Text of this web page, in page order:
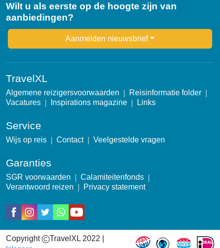
Wilt u als eerste op de hoogte zijn van
aanbiedingen?
Newsletter Aanmelden nieuwsbrief
TravelXL
Algemene reizigersvoorwaarden
Reisinformatie folder
Vacatures
Inspirations magazine Links
Service
Wijs op reis Contact Veelgestelde vragen
Garanties
SGR voorwaarden
Calamiteitenfonds
Verantwoord reizen
Privacy statement
Social
Copyright TravelXL 2022 | Garantie icons